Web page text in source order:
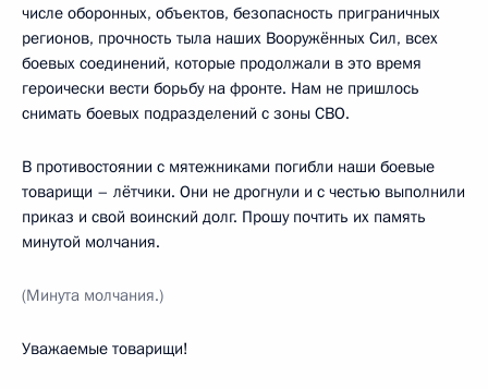
числе оборонных, объектов, безопасность приграничных
регионов, прочность тыла наших Вооружённых Сил, всех
боевых соединений, которые продолжали в это время
героически вести борьбу на фронте. Нам не пришлось
снимать боевых подразделений с зоны СВО.
В противостоянии с мятежниками погибли наши боевые
товарищи – лётчики. Они не дрогнули и с честью выполнили
приказ и свой воинский долг. Прошу почтить их память
минутой молчания.
(Минута молчания.)
Уважаемые товарищи!